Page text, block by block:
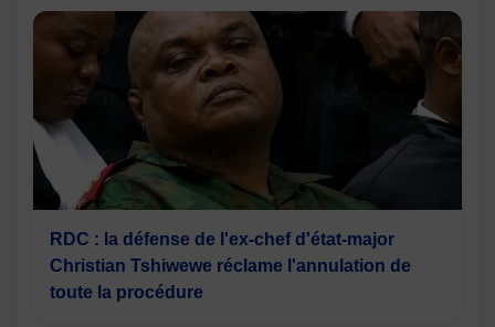
RDC : la défense de l'ex-chef d'état-major
Christian Tshiwewe réclame l'annulation de
toute la procédure